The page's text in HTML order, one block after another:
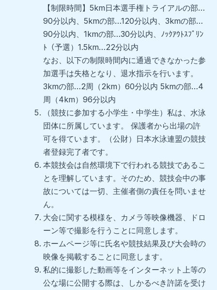
【制限時間】5km日本選手権トライアルの部…
90分以内、5kmの部…120分以内、3kmの部…
90分以内、1kmの部…30分以内、ﾉｯｸｱｳﾄｽﾌﾟﾘﾝ
ﾄ（予選）1.5km…22分以内
なお、以下の制限時間内に通過できなかった参
加選手は失格となり、退水指示を行います。
3kmの部…2周（2km）60分以内 5kmの部…4
周（4km）96分以内
（競技に参加する小学生・中学生）私は、水泳
団体に所属しています。 保護者から出場の許
可を得ています。（公財）日本水泳連盟の競技
者登録完了者です。
本競技会は自然環境下で行われる競技であるこ
とを理解しています。そのため、競技会中の事
故については一切、主催者側の責任を問いませ
ん。
大会に関する模様を、カメラ等映像機器、ドロ
ーン等で撮影を行うことに同意します。
ホームページ等に氏名や競技結果及び大会時の
映像を掲載することに同意します。
私的に撮影した動画等をインターネット上等の
公な場に公開する際は、しかるべき許諾を受け